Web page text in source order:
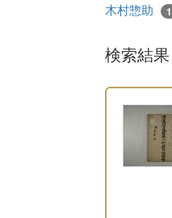
木村惣助 1
検索結